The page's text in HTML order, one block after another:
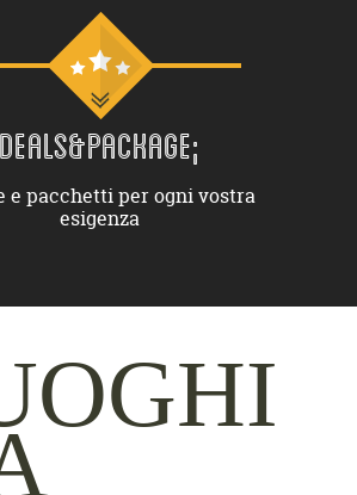
DEALS&PACKAGE;
e pacchetti per ogni vostra
esigenza